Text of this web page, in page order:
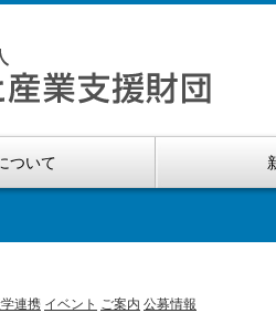
ついて
連携 イベント ご案内 公募情報